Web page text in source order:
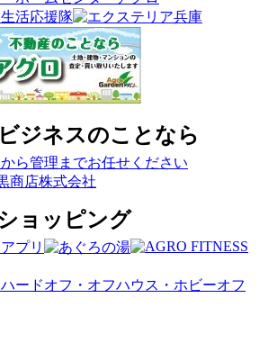
ジネスのことなら
ョッピング